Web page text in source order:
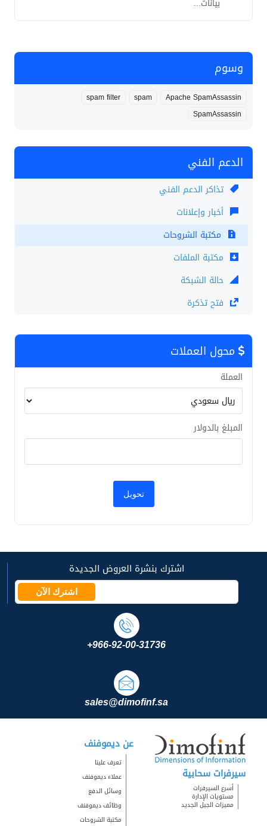
وسوم
Apache SpamAssassin
spam
spam filter
SpamAssassin
الدعم الفني
تذاكر الدعم الفني
أخبار وإعلانات
مكتبة الشروحات
مكتبة الملفات
حالة الشبكة
فتح تذكرة
محول العملات
العملة
المبلغ بالدولار
بيانات...
اشترك بنشرة العروض الجديدة
اشترك الآن
+966-92-00-31736
sales@dimofinf.sa
سيرفرات سحابية
أسرع السيرفرات
مستويات الإدارة
مميزات الجيل الجديد
عن ديموفنف
تعرف علينا
عملاء ديموفنف
وسائل الدفع
وظائف ديموفنف
مكتبة الشروحات